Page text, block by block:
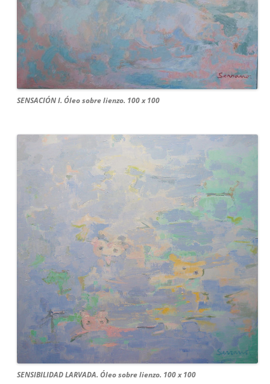
SENSACIÓN I. Óleo sobre lienzo. 100 x 100
SENSIBILIDAD LARVADA. Óleo sobre lienzo. 100 x 100